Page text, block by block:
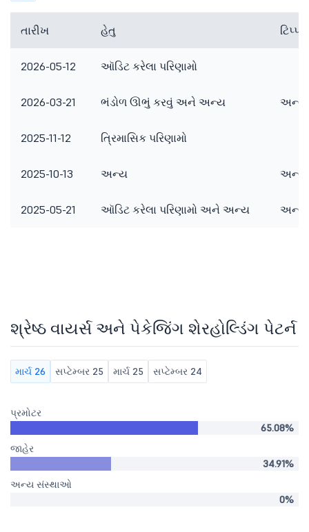
તારીખ હેતુ
2026-05-12 ઑડિટ કરેલા પરિણામો
2026-03-21 ભંડોળ ઊભું કરવું અને અન્ય અન્ય
2025-11-12 ત્રિમાસિક પરિણામો
2025-10-13 અન્ય અન્ય
2025-05-21 ઑડિટ કરેલા પરિણામો અને અન્ય અન્ય
શ્રેષ્ઠ વાયર્સ અને પેકેજિંગ શેરહોલ્ડિંગ પેટર્ન
માર્ચ 26 સપ્ટેમ્બર 25 માર્ચ 25 સપ્ટેમ્બર 24
પ્રમોટર
65.08%
જાહેર
34.91%
અન્ય સંસ્થાઓ
0%